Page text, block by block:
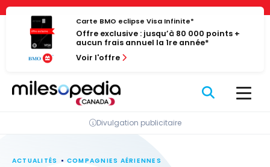
Panneau de gestion des cookies
Passer
contenu
Carte BMO eclipse Visa Infinite*
Offre exclusive : jusqu’à 80 000 points +
aucun frais annuel la 1re année*
Voir l'offre
Divulgation publicitaire
ACTUALITÉS COMPAGNIES AÉRIENNES